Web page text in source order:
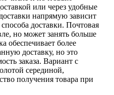
или через удобные
напрямую зависит
доставки. Почтовая
но может занять больше
обеспечивает более
доставку, но это
заказа. Вариант с
серединой,
получения товара при